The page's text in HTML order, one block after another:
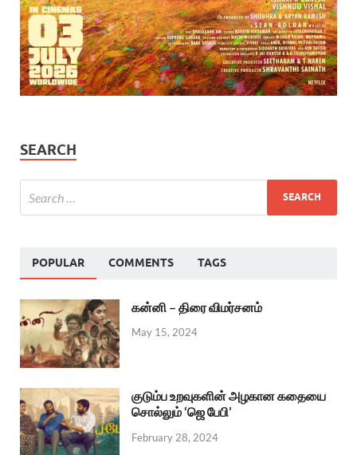
SEARCH
POPULAR COMMENTS TAGS
கன்னி – திரை விமர்சனம்
May 15, 2024
குடும்ப உறவுகளின் அழகான கதையை
சொல்லும் ‘ஜெ பேபி’
February 28, 2024